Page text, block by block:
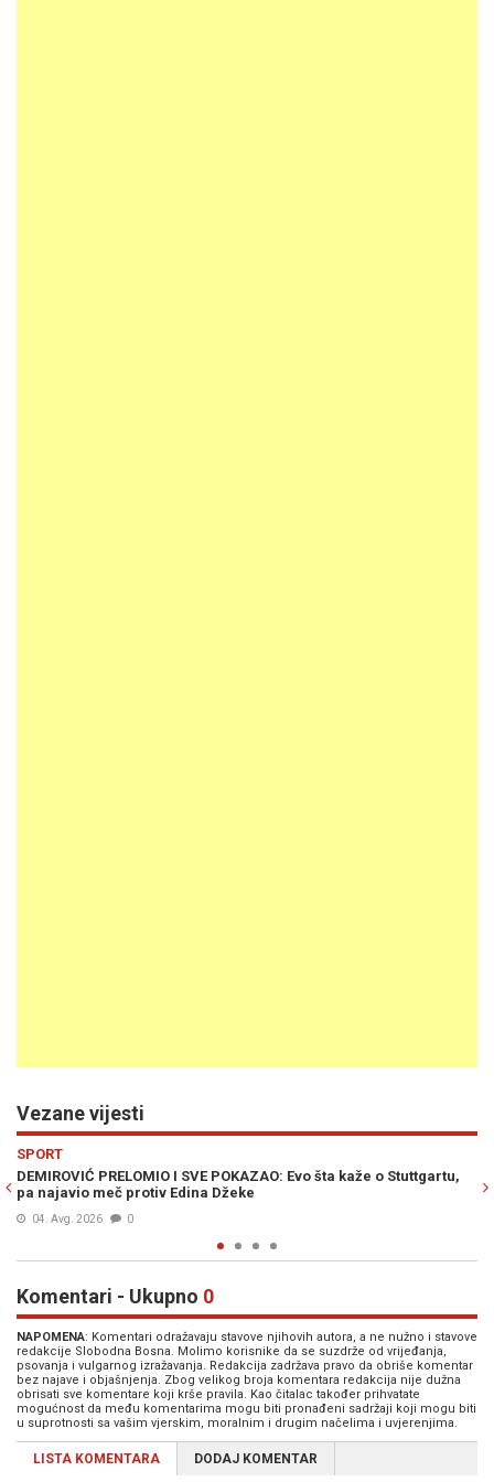
Vezane vijesti
ŽENA I DJECA NE ŽELE GA KUĆI: Džeko otkrio nepoznate
porodičnog doma
04. Avg. 2026
Komentari - Ukupno 0
NAPOMENA: Komentari odražavaju stavove njihovih autora, a ne nužno i stavove
redakcije Slobodna Bosna. Molimo korisnike da se suzdrže od vrijeđanja,
psovanja i vulgarnog izražavanja. Redakcija zadržava pravo da obriše komentar
bez najave i objašnjenja. Zbog velikog broja komentara redakcija nije dužna
obrisati sve komentare koji krše pravila. Kao čitalac također prihvatate
mogućnost da među komentarima mogu biti pronađeni sadržaji koji mogu biti
u suprotnosti sa vašim vjerskim, moralnim i drugim načelima i uvjerenjima.
LISTA KOMENTARA DODAJ KOMENTAR